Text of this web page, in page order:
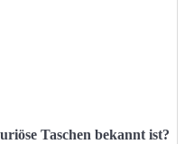
Taschen bekannt ist?